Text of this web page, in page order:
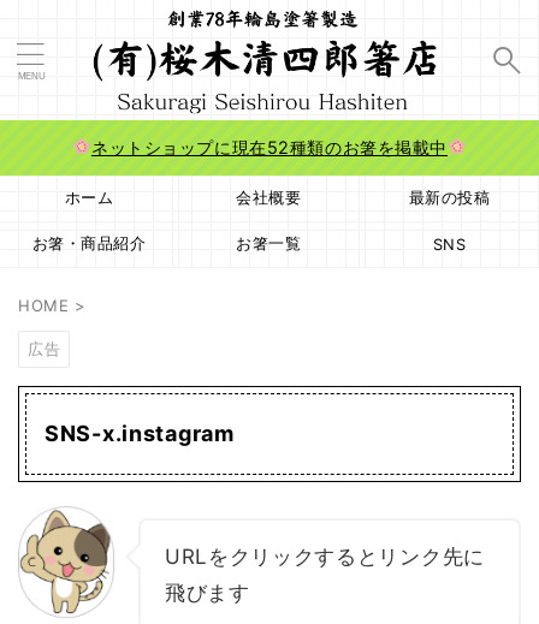
ネットショップに現在52種類のお箸を掲載中
ホーム 会社概要 最新の投稿
お箸・商品紹介 お箸一覧 SNS
HOME >
広告
SNS-x.instagram
URLをクリックするとリンク先に
飛びます